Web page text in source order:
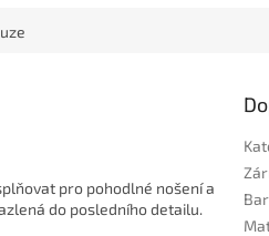
pro pohodlné nošení a
do posledního detailu.